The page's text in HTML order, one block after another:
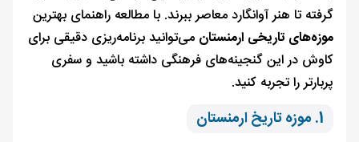
گرفته تا هنر آوانگارد معاصر ببرند. با مطالعه راهنمای بهترین
موزه‌های تاریخی ارمنستان می‌توانید برنامه‌ریزی دقیقی برای
کاوش در این گنجینه‌های فرهنگی داشته باشید و سفری
پربارتر را تجربه کنید.
1. موزه تاریخ ارمنستان